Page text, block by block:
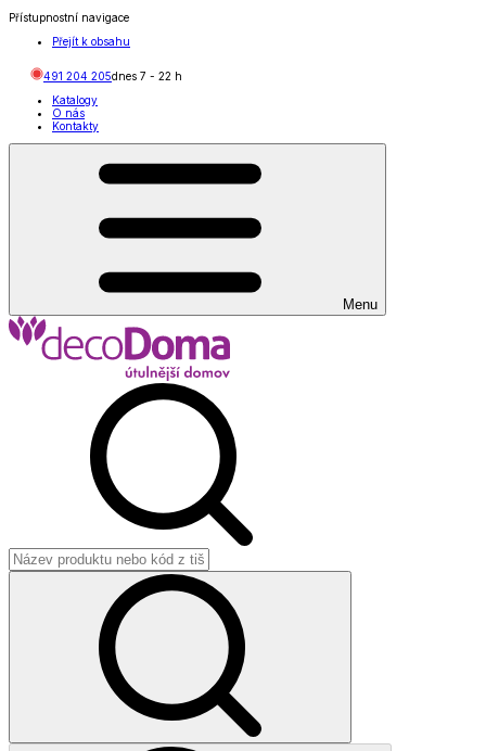
Přístupnostní navigace
Přejít k obsahu
491 204 205dnes 7 - 22 h
Katalogy
O nás
Kontakty
Menu